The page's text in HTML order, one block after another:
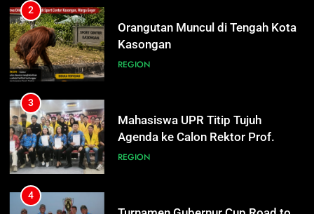
3
Mahasiswa UPR Titip Tujuh
Agenda ke Calon Rektor Prof.
Bhayu Rhama Siap Kawal Sejak
REGION
4
Turnamen Gubernur Cup Road to
Pangdam XXII/TB Cup 2026 Jadi
Wadah Kembangkan Talenta Muda
SPORTS
5